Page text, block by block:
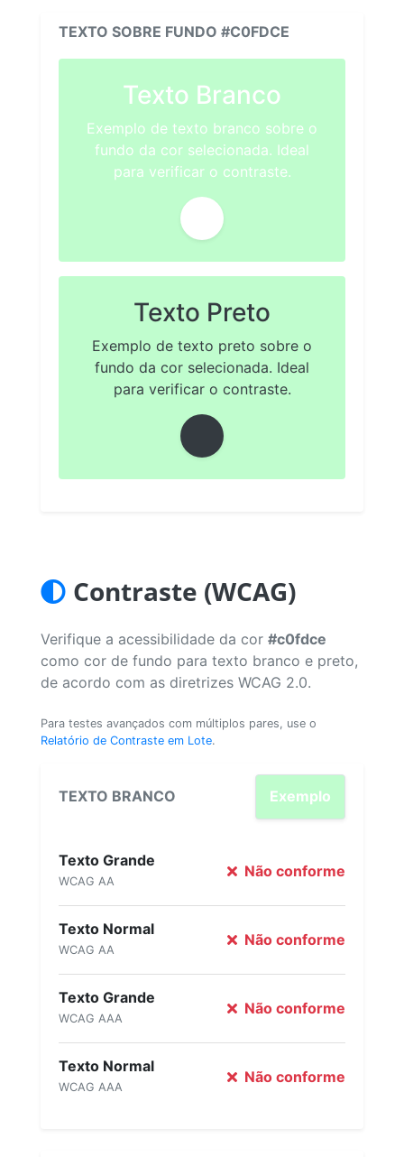
TEXTO SOBRE FUNDO #C0FDCE
Texto Branco
Exemplo de texto branco sobre o
fundo da cor selecionada. Ideal
para verificar o contraste.
Texto Preto
Exemplo de texto preto sobre o
fundo da cor selecionada. Ideal
para verificar o contraste.
Contraste (WCAG)
Verifique a acessibilidade da cor #c0fdce
como cor de fundo para texto branco e preto,
de acordo com as diretrizes WCAG 2.0.
Para testes avançados com múltiplos pares, use o
Relatório de Contraste em Lote.
TEXTO BRANCO Exemplo
Texto Grande
WCAG AA
Não conforme
Texto Normal
WCAG AA
Não conforme
Texto Grande
WCAG AAA
Não conforme
Texto Normal
WCAG AAA
Não conforme